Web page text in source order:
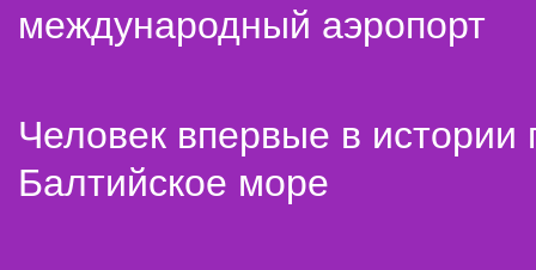
международный аэропорт
Человек впервые в истории
Балтийское море